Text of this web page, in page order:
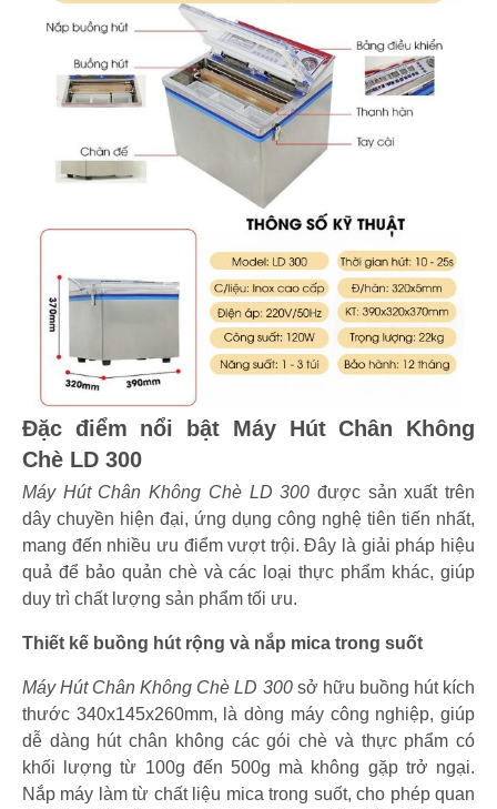
Đặc điểm nổi bật Máy Hút Chân Không
Chè LD 300
Máy Hút Chân Không Chè LD 300 được sản xuất trên
dây chuyền hiện đại, ứng dụng công nghệ tiên tiến nhất,
mang đến nhiều ưu điểm vượt trội. Đây là giải pháp hiệu
quả để bảo quản chè và các loại thực phẩm khác, giúp
duy trì chất lượng sản phẩm tối ưu.
Thiết kế buồng hút rộng và nắp mica trong suốt
Máy Hút Chân Không Chè LD 300sở hữu buồng hút kích
thước 340x145x260mm, là dòng máy công nghiệp, giúp
dễ dàng hút chân không các gói chè và thực phẩm có
khối lượng từ 100g đến 500g mà không gặp trở ngại.
Nắp máy làm từ chất liệu mica trong suốt, cho phép quan